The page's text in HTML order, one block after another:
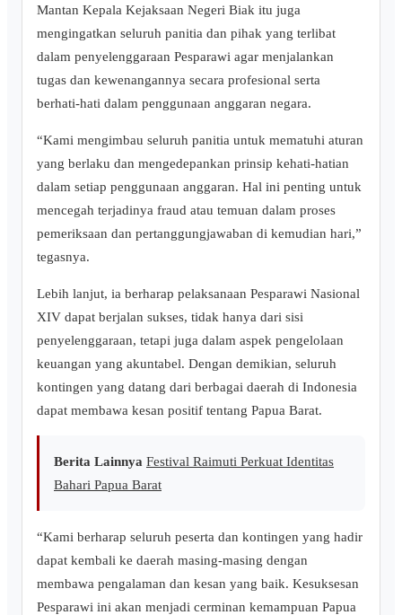
‎Mantan Kepala Kejaksaan Negeri Biak itu juga
mengingatkan seluruh panitia dan pihak yang terlibat
dalam penyelenggaraan Pesparawi agar menjalankan
tugas dan kewenangannya secara profesional serta
berhati-hati dalam penggunaan anggaran negara.
“Kami mengimbau seluruh panitia untuk mematuhi aturan
yang berlaku dan mengedepankan prinsip kehati-hatian
dalam setiap penggunaan anggaran. Hal ini penting untuk
mencegah terjadinya fraud atau temuan dalam proses
pemeriksaan dan pertanggungjawaban di kemudian hari,”
tegasnya.
Lebih lanjut, ia berharap pelaksanaan Pesparawi Nasional
XIV dapat berjalan sukses, tidak hanya dari sisi
penyelenggaraan, tetapi juga dalam aspek pengelolaan
keuangan yang akuntabel. Dengan demikian, seluruh
kontingen yang datang dari berbagai daerah di Indonesia
dapat membawa kesan positif tentang Papua Barat.
Berita Lainnya Festival Raimuti Perkuat Identitas
Bahari Papua Barat
‎“Kami berharap seluruh peserta dan kontingen yang hadir
dapat kembali ke daerah masing-masing dengan
membawa pengalaman dan kesan yang baik. Kesuksesan
Pesparawi ini akan menjadi cerminan kemampuan Papua